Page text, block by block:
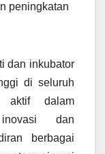
peningkatan
dan inkubator
di seluruh
aktif dalam
inovasi dan
berbagai